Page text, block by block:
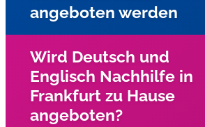
Einzelunterricht in Frankfurt mit
Förderprogrammen des Lernservers
Münster entwickelte Förderdiagnostik
angeboten werden
Unsere Nachhilfelehrer kommen in
Schüler nach Hause und geben Mathe
Einzelunterricht
Wird Deutsch und
Englisch Nachhilfe in
Frankfurt zu Hause
angeboten?